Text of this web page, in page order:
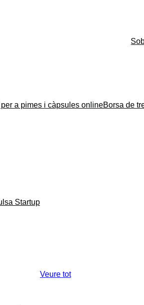
a pimes i càpsules onlineBorsa de
Startup
Veure tot